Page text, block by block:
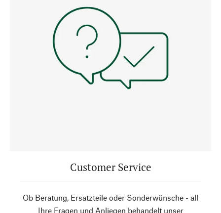
Customer Service
Ob Beratung, Ersatzteile oder Sonderwünsche - all
Ihre Fragen und Anliegen behandelt unser